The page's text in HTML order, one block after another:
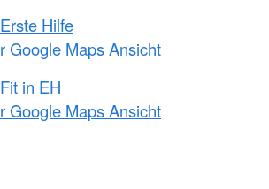
Hilfe
Google Maps Ansicht
in EH
Google Maps Ansicht